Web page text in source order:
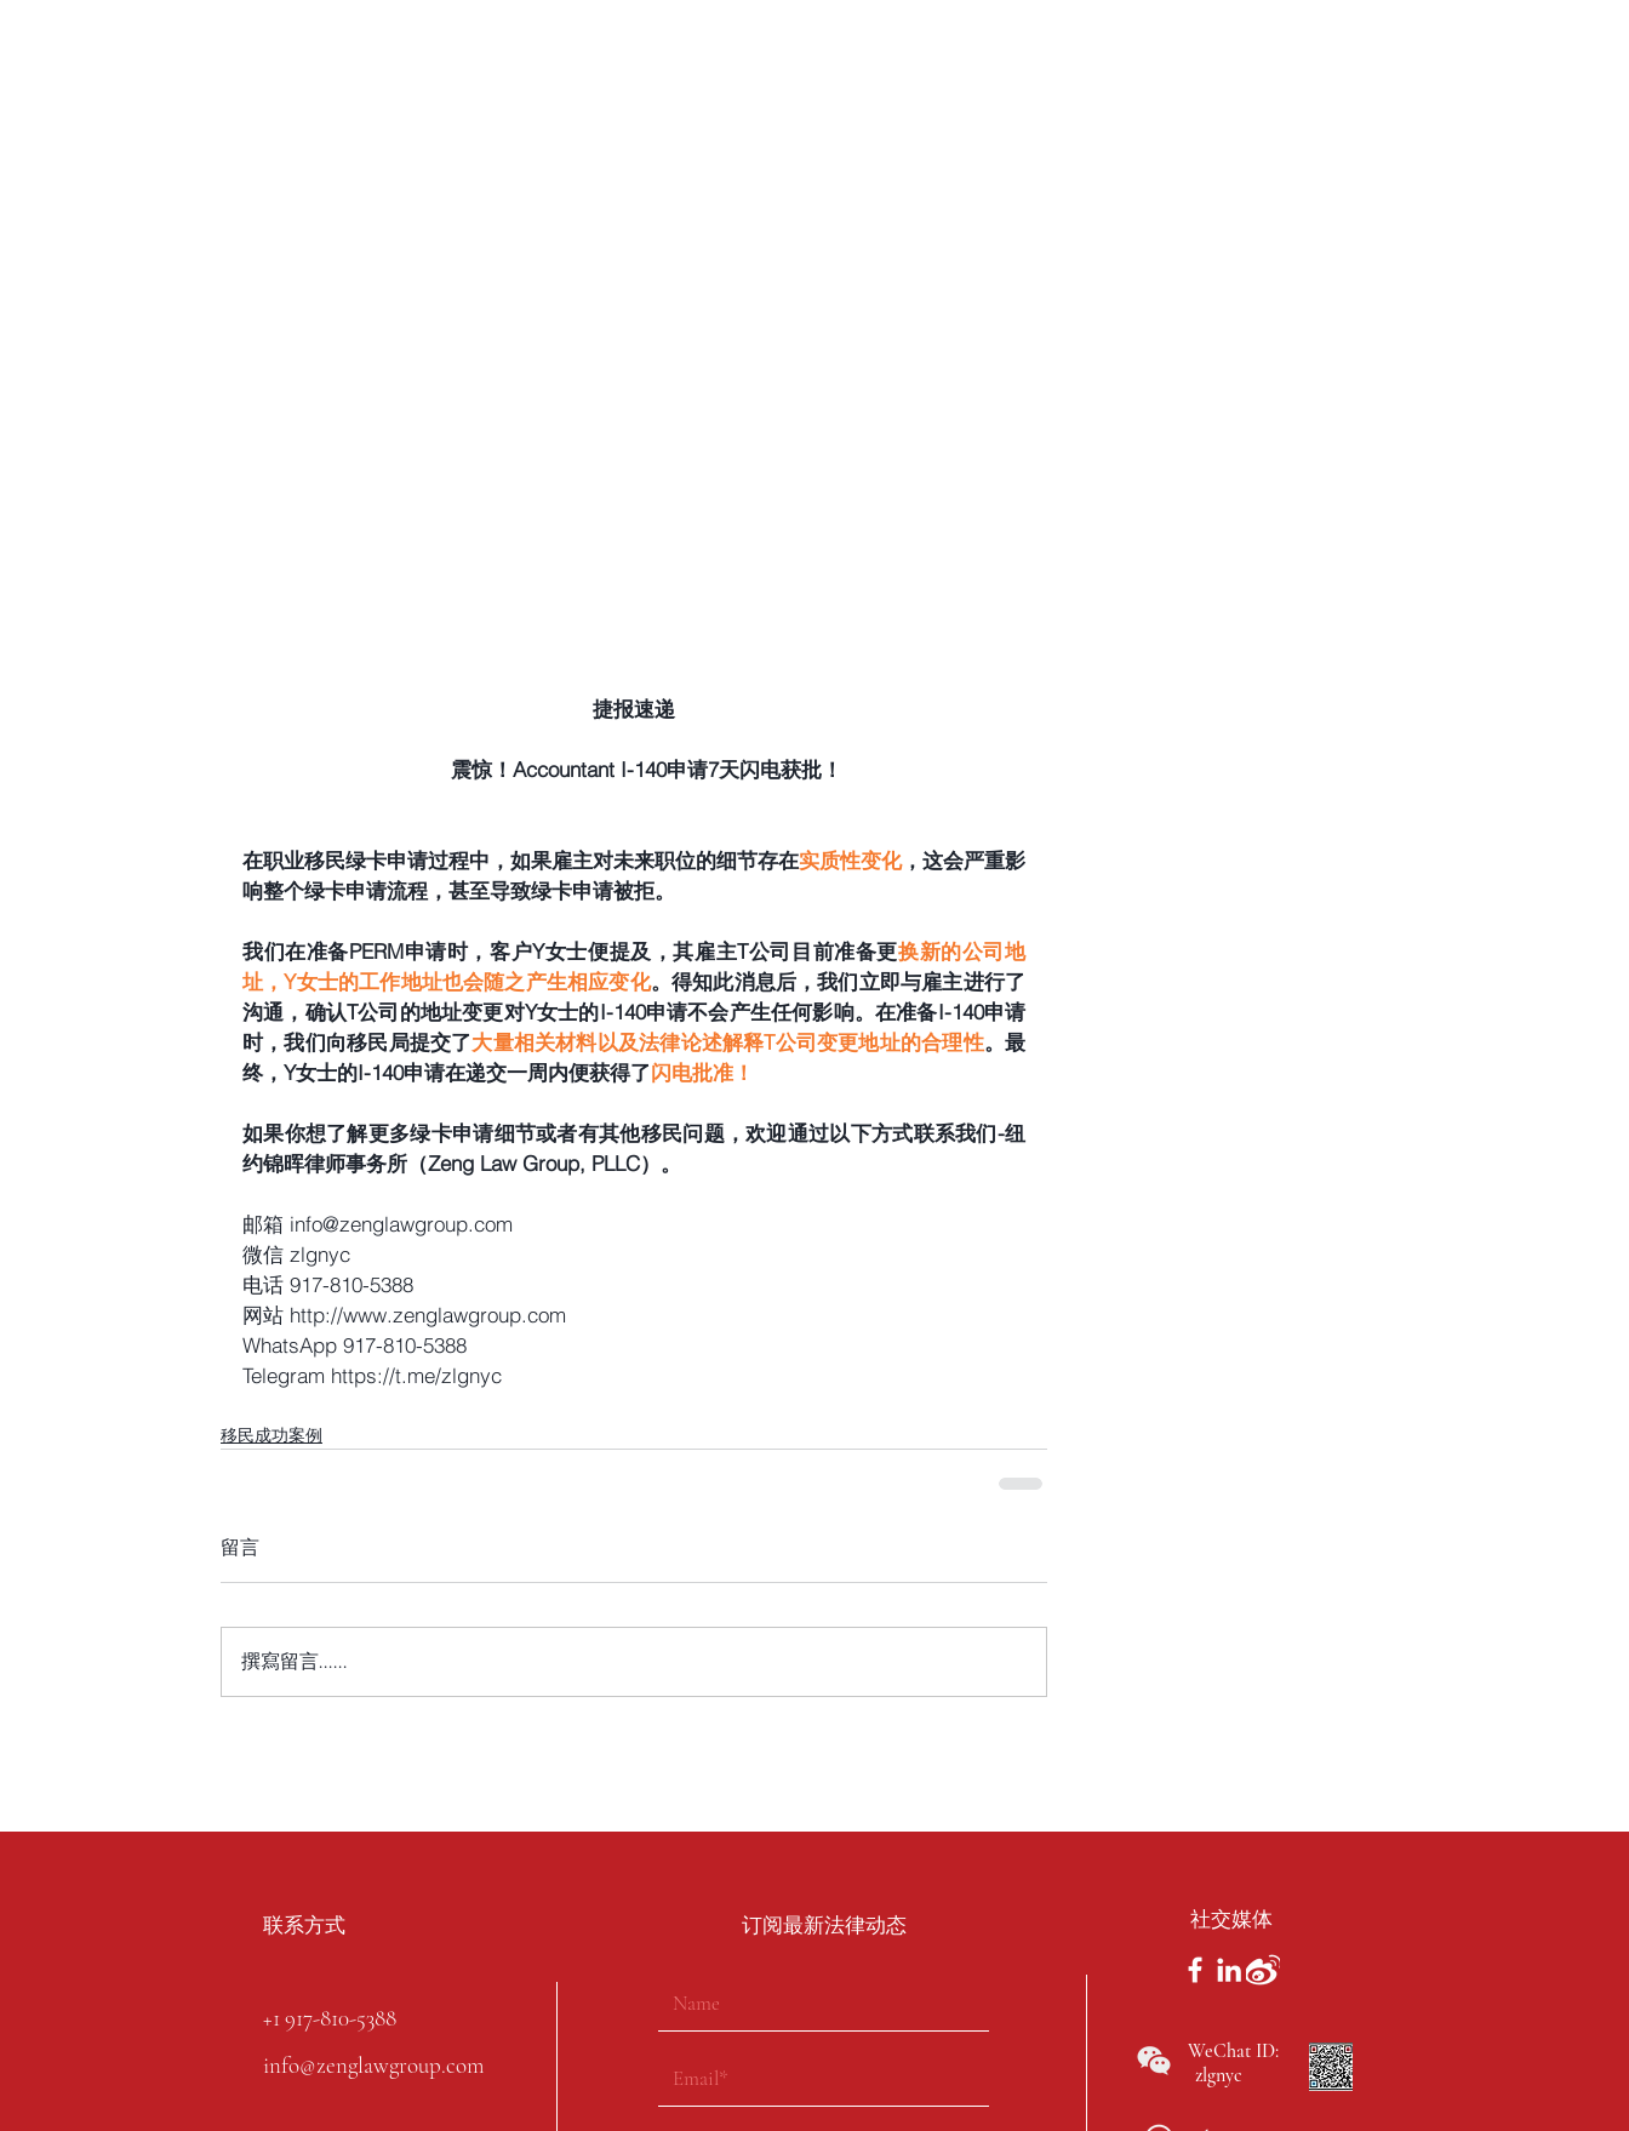
捷报速递
    震惊！Accountant I-140申请7天闪电获批！
在职业移民绿卡申请过程中，如果雇主对未来职位的细节存在实质性变化，这会严重影
响整个绿卡申请流程，甚至导致绿卡申请被拒。
我们在准备PERM申请时，客户Y女士便提及，其雇主T公司目前准备更换新的公司地
址，Y女士的工作地址也会随之产生相应变化。得知此消息后，我们立即与雇主进行了
沟通，确认T公司的地址变更对Y女士的I-140申请不会产生任何影响。在准备I-140申请
时，我们向移民局提交了大量相关材料以及法律论述解释T公司变更地址的合理性。最
终，Y女士的I-140申请在递交一周内便获得了闪电批准！
如果你想了解更多绿卡申请细节或者有其他移民问题，欢迎通过以下方式联系我们-纽
约锦晖律师事务所（Zeng Law Group, PLLC）。
邮箱 info@zenglawgroup.com
微信 zlgnyc
电话 917-810-5388
网站 http://www.zenglawgroup.com
WhatsApp 917-810-5388
Telegram https://t.me/zlgnyc
移民成功案例
留言
撰寫留言......
联系方式 ​订阅最新法律动态 社交媒体
+1 917-810-5388
info@zenglawgroup.com
WeChat ID:
zlgnyc